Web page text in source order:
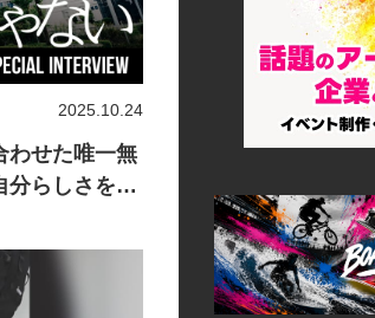
わせた唯一無
分らしさを表
2025.10.24